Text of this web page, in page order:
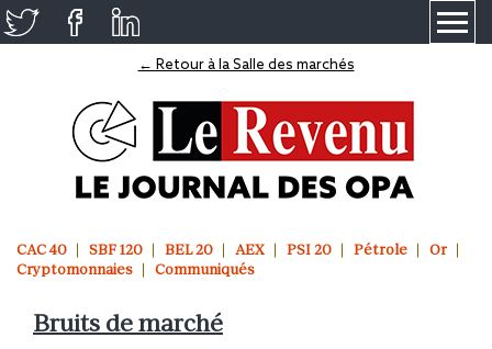
← Retour à la Salle des marchés
CAC 40 SBF 120 BEL 20 AEX PSI 20 Pétrole
Or
Cryptomonnaies
Communiqués
Bruits de marché